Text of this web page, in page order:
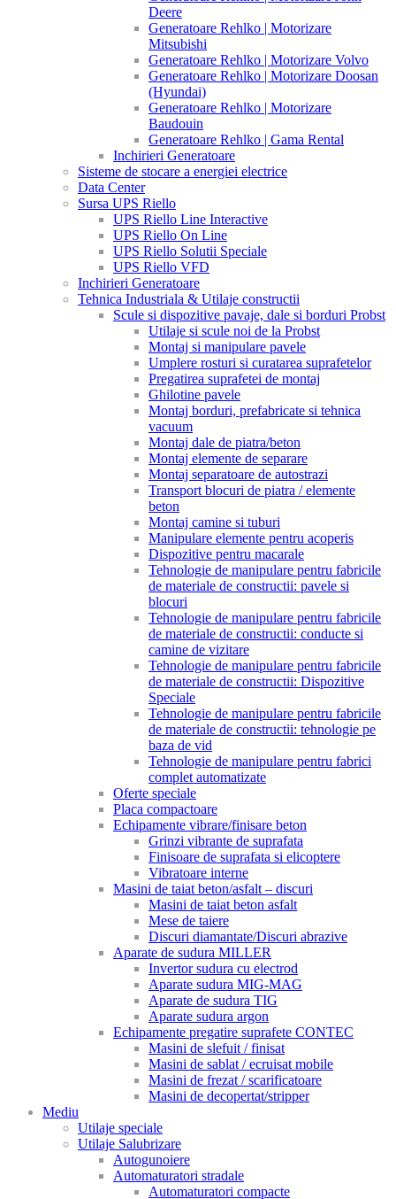
Deere
Generatoare Rehlko | Motorizare
Mitsubishi
Generatoare Rehlko | Motorizare Volvo
Generatoare Rehlko | Motorizare Doosan
(Hyundai)
Generatoare Rehlko | Motorizare
Baudouin
Generatoare Rehlko | Gama Rental
Inchirieri Generatoare
Sisteme de stocare a energiei electrice
Data Center
Sursa UPS Riello
UPS Riello Line Interactive
UPS Riello On Line
UPS Riello Solutii Speciale
UPS Riello VFD
Inchirieri Generatoare
Tehnica Industriala & Utilaje constructii
Scule si dispozitive pavaje, dale si borduri Probst
Utilaje si scule noi de la Probst
Montaj si manipulare pavele
Umplere rosturi si curatarea suprafetelor
Pregatirea suprafetei de montaj
Ghilotine pavele
Montaj borduri, prefabricate si tehnica
vacuum
Montaj dale de piatra/beton
Montaj elemente de separare
Montaj separatoare de autostrazi
Transport blocuri de piatra / elemente
beton
Montaj camine si tuburi
Manipulare elemente pentru acoperis
Dispozitive pentru macarale
Tehnologie de manipulare pentru fabricile
de materiale de constructii: pavele si
blocuri
Tehnologie de manipulare pentru fabricile
de materiale de constructii: conducte si
camine de vizitare
Tehnologie de manipulare pentru fabricile
de materiale de constructii: Dispozitive
Speciale
Tehnologie de manipulare pentru fabricile
de materiale de constructii: tehnologie pe
baza de vid
Tehnologie de manipulare pentru fabrici
complet automatizate
Oferte speciale
Placa compactoare
Echipamente vibrare/finisare beton
Grinzi vibrante de suprafata
Finisoare de suprafata si elicoptere
Vibratoare interne
Masini de taiat beton/asfalt – discuri
Masini de taiat beton asfalt
Mese de taiere
Discuri diamantate/Discuri abrazive
Aparate de sudura MILLER
Invertor sudura cu electrod
Aparate sudura MIG-MAG
Aparate de sudura TIG
Aparate sudura argon
Echipamente pregatire suprafete CONTEC
Masini de slefuit / finisat
Masini de sablat / ecruisat mobile
Masini de frezat / scarificatoare
Masini de decopertat/stripper
Mediu
Utilaje speciale
Utilaje Salubrizare
Autogunoiere
Automaturatori stradale
Automaturatori compacte